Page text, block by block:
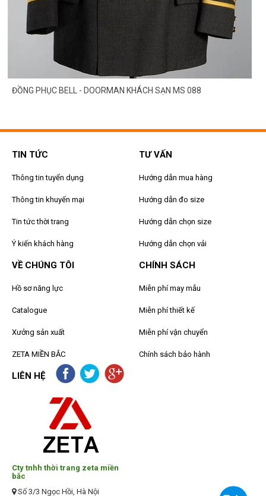
ĐỒNG PHỤC BELL - DOORMAN KHÁCH SẠN MS 088
TIN TỨC
Thông tin tuyển dụng
Thông tin khuyến mại
Tin tức thời trang
Ý kiến khách hàng
TƯ VẤN
Hướng dẫn mua hàng
Hướng dẫn đo size
Hướng dẫn chọn size
Hướng dẫn chọn vải
VỀ CHÚNG TÔI
Hồ sơ năng lực
Catalogue
Xưởng sản xuất
ZETA MIỀN BẮC
CHÍNH SÁCH
Miễn phí may mẫu
Miễn phí thiết kế
Miễn phí vận chuyển
Chính sách bảo hành
LIÊN HỆ
Cty tnhh thời trang zeta miền
bắc
Số 3/3 Ngọc Hồi, Hà Nội